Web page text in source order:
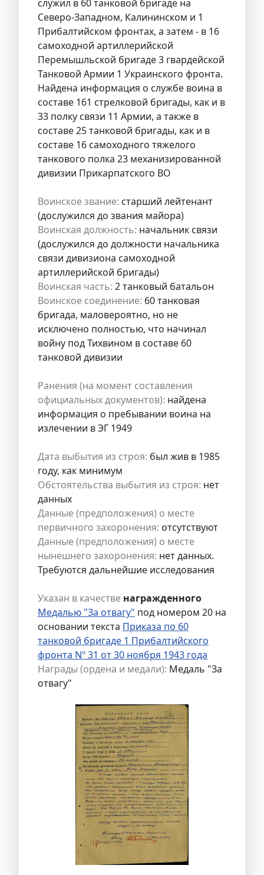
служил в 60 танковой бригаде на
Северо-Западном, Калининском и 1
Прибалтийском фронтах, а затем - в 16
самоходной артиллерийской
Перемышльской бригаде 3 гвардейской
Танковой Армии 1 Украинского фронта.
Найдена информация о службе воина в
составе 161 стрелковой бригады, как и в
33 полку связи 11 Армии, а также в
составе 25 танковой бригады, как и в
составе 16 самоходного тяжелого
танкового полка 23 механизированной
дивизии Прикарпатского ВО
Воинское звание: старший лейтенант
(дослужился до звания майора)
Воинская должность: начальник связи
(дослужился до должности начальника
связи дивизиона самоходной
артиллерийской бригады)
Воинская часть: 2 танковый батальон
Воинское соединение: 60 танковая
бригада, маловероятно, но не
исключено полностью, что начинал
войну под Тихвином в составе 60
танковой дивизии
Ранения (на момент составления
официальных документов): найдена
информация о пребывании воина на
излечении в ЭГ 1949
Дата выбытия из строя: был жив в 1985
году, как минимум
Обстоятельства выбытия из строя: нет
данных
Данные (предположения) о месте
первичного захоронения: отсутствуют
Данные (предположения) о месте
нынешнего захоронения: нет данных.
Требуются дальнейшие исследования
Указан в качестве награжденного
Медалью "За отвагу" под номером 20 на
основании текста Приказа по 60
танковой бригаде 1 Прибалтийского
фронта Nº 31 от 30 ноября 1943 года
Награды (ордена и медали): Медаль "За
отвагу"